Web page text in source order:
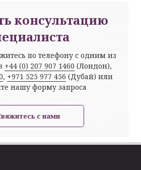
консультацию
по телефону с одним из
+44 (0) 207 907 1460 (Лондон),
, +971 525 977 456 (Дубай) или
нашу форму запроса
с нами